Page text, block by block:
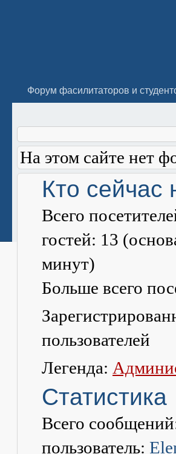
На этом сайте нет
Кто сейчас
Всего
гостей: 13
минут)
Больше всего
пользователей
Легенда:
Статистика
Всего
пользователь: